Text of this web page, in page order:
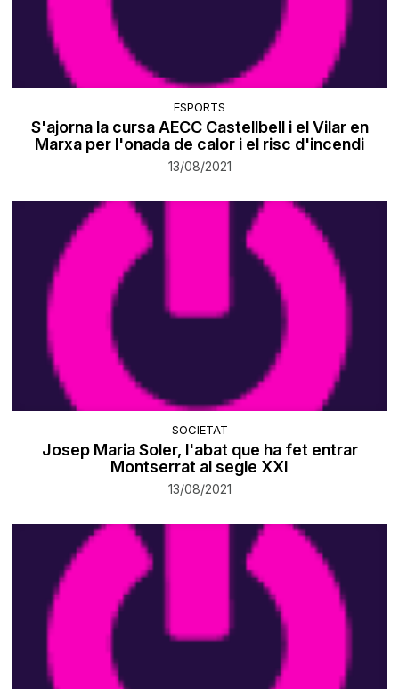
ESPORTS
S'ajorna la cursa AECC Castellbell i el Vilar en
Marxa per l'onada de calor i el risc d'incendi
13/08/2021
SOCIETAT
Josep Maria Soler, l'abat que ha fet entrar
Montserrat al segle XXI
13/08/2021